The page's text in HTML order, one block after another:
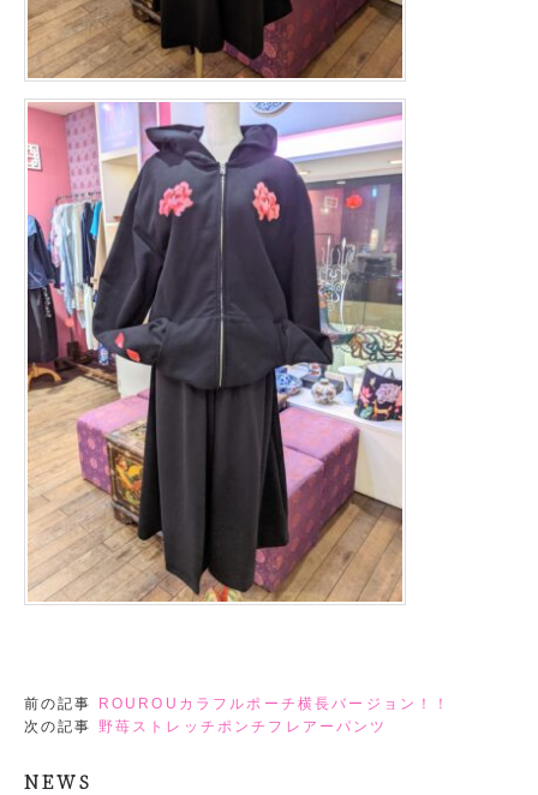
NEWS
前の記事 ROUROUカラフルポーチ横長バージョン！！
次の記事 野苺ストレッチポンチフレアーパンツ